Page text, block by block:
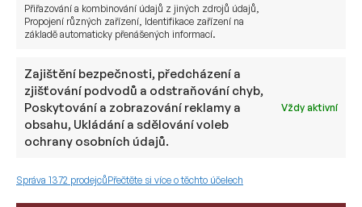
Přiřazování a kombinování údajů z jiných zdrojů údajů,
Propojení různých zařízení, Identifikace zařízení na
základě automaticky přenášených informací.
Zajištění bezpečnosti, předcházení a
zjišťování podvodů a odstraňování chyb,
Poskytování a zobrazování reklamy a
obsahu, Ukládání a sdělování voleb
ochrany osobních údajů.
Vždy aktivní
Správa 1372 prodejcůPřečtěte si více o těchto účelech
správcem majetku: Příběh
změny podložené čísly
Pavel Černík 17. 6. 2025